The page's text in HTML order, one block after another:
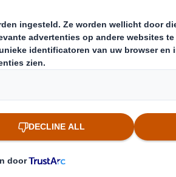
Voornaam